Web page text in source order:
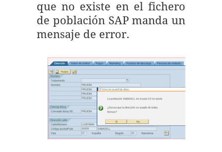
que no existe en el fichero
de población SAP manda un
mensaje de error.